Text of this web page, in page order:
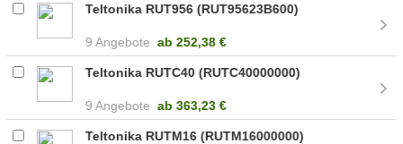
Teltonika RUT956 (RUT95623B600)
9 Angebote ab 252,38 €
Teltonika RUTC40 (RUTC40000000)
9 Angebote ab 363,23 €
Teltonika RUTM16 (RUTM16000000)